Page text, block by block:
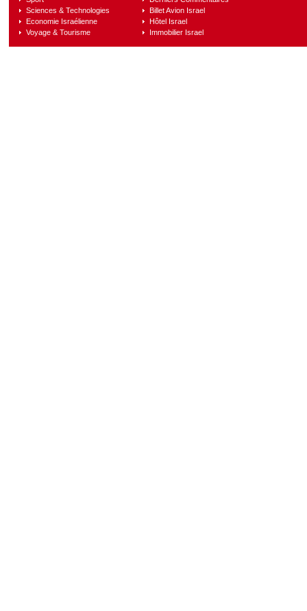
Sciences & Technologies
Economie Israélienne
Voyage & Tourisme
Billet Avion Israel
Hôtel Israel
Immobilier Israel